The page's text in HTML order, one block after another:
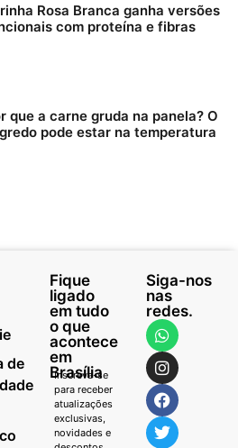
Rosa Branca ganha versões
com proteína e fibras
que a carne gruda na panela? O
pode estar na temperatura
de
Fique
ligado
em tudo
o que
acontece
em
Brasília
Inscreva-se
para receber
atualizações
exclusivas,
novidades e
Siga-nos
nas
redes.